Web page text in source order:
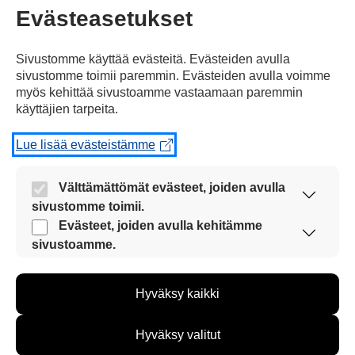
Jaa Facebookissa
Kommentoi
Voit kirjoittaa mielipiteesi
uutisesta
kommenttilaatikkoon.
Sinun pitää kirjoittaa myös
nimesi tai keksiä nimimerkki.
Nimi tai nimimerkki:First
Evästeasetukset
Sivustomme käyttää evästeitä. Evästeiden avulla
sivustomme toimii paremmin. Evästeiden avulla voimme
myös kehittää sivustoamme vastaamaan paremmin
käyttäjien tarpeita.
Lue lisää evästeistämme
Välttämättömät evästeet, joiden avulla
sivustomme toimii.
Nämä evästeet ovat aina käytössä, jotta
sivustoamme voi käyttää sujuvasti ja turvallisesti.
Evästeet, joiden avulla kehitämme
sivustoamme.
kehittää sivustoamme vastaamaan paremmin
kävijämääristä ja siitä, mitä sivuja käytetään ja
miten sivuilla liikutaan. Emme kuitenkaan kerää
Hyväksy kaikki
Hyväksy valitut